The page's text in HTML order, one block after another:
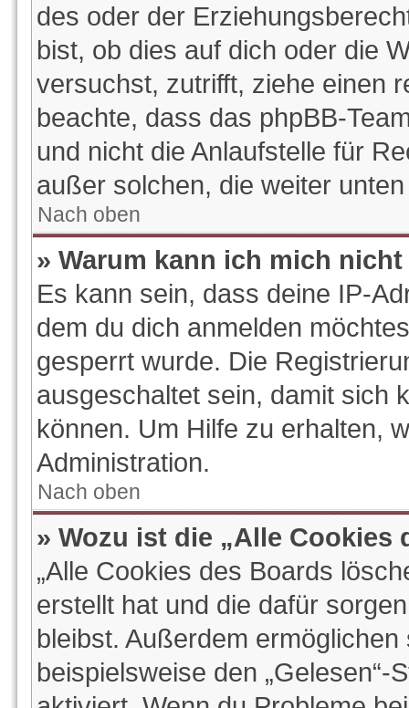
des oder der
bist, ob dies auf dich oder die
versuchst, zutrifft, ziehe einen
beachte, dass das phpBB-
und nicht die Anlaufstelle für
außer solchen, die weiter
Nach oben
» Warum kann ich mich
Es kann sein, dass deine IP-
dem du dich anmelden
gesperrt wurde. Die
ausgeschaltet sein, damit sich
können. Um Hilfe zu erhalten,
Administration.
Nach oben
» Wozu ist die „Alle
„Alle Cookies des Boards
erstellt hat und die dafür
bleibst. Außerdem
beispielsweise den